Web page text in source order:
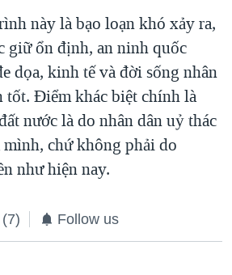
này là bạo loạn khó xảy ra,
giữ ổn định, an ninh quốc
dọa, kinh tế và đời sống nhân
tốt. Điểm khác biệt chính là
nước là do nhân dân uỷ thác
chứ không phải do
như hiện nay.
(7) Follow us